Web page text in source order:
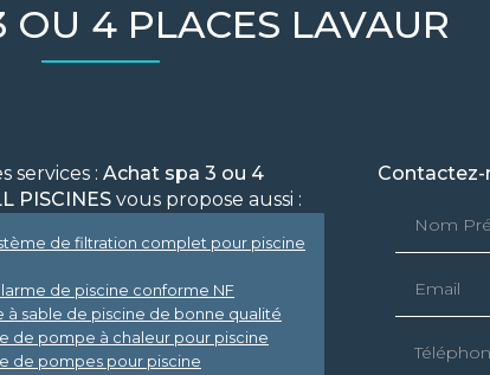
OU 4 PLACES LAVAUR
services : Achat spa 3 ou 4
PISCINESvous propose aussi :
de filtration complet pour piscine
de piscine conforme NF
à sable de piscine de bonne qualité
de pompe à chaleur pour piscine
de pompes pour piscine
Contactez-